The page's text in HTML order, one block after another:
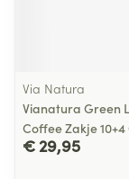
Via Natura
Vianatura Green
Coffee Zakje
€ 29,95